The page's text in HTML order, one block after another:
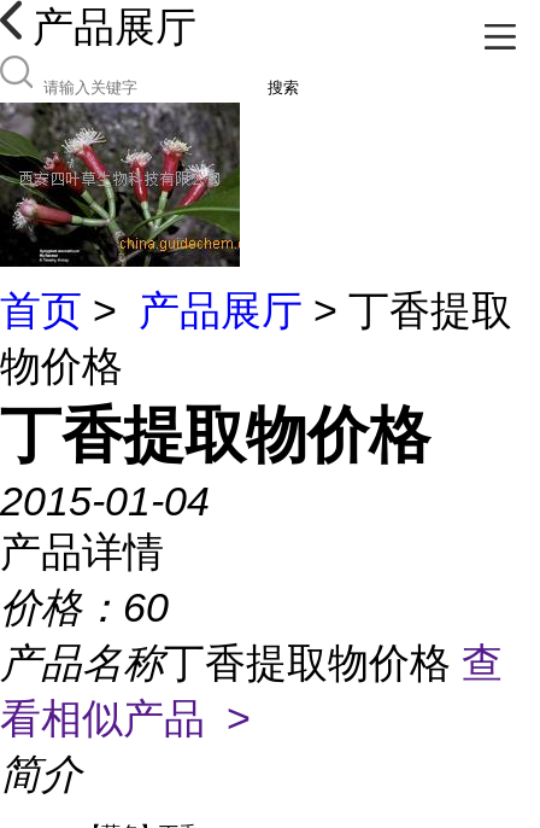
产品展厅
搜索
首页 > 产品展厅 > 丁香提取
物价格
丁香提取物价格
2015-01-04
产品详情
价格： 60
产品名称丁香提取物价格 查
看相似产品 >
简介